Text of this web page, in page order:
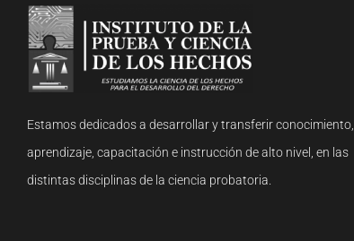
Estamos dedicados a desarrollar y transferir conocimiento,
aprendizaje, capacitación e instrucción de alto nivel, en las
distintas disciplinas de la ciencia probatoria.